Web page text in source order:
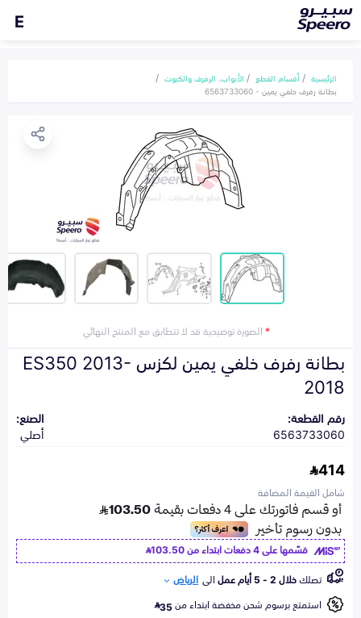
E
الرئيسية أقسام القطع
الأبواب، الرفرف والكبوت
بطانة رفرف خلفي يمين - 6563733060
*الصورة توضيحية قد لا تتطابق مع المنتج النهائي
بطانة رفرف خلفي يمين لكزس ES350 2013-
2018
رقم القطعة:
6563733060
الصنع:
أصلي
414
شامل القيمة المضافة
قسّمها على 4 دفعات ابتداء من
103.50
تصلكخلال 2 - 5 أيام عمل الى الرياض
استمتع برسوم شحن مخفضة ابتداء من35